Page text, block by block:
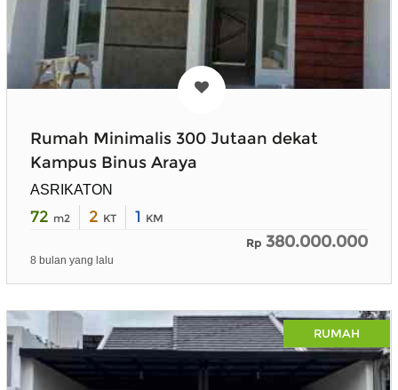
Rumah Minimalis 300 Jutaan dekat
Kampus Binus Araya
ASRIKATON
72 m2 2 KT 1 KM
Rp 380.000.000
8 bulan yang lalu
RUMAH